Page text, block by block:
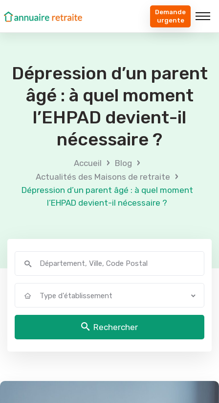
Demande
urgente
Dépression d’un parent
âgé : à quel moment
l’EHPAD devient-il
nécessaire ?
Accueil › Blog ›
Actualités des Maisons de retraite ›
Dépression d’un parent âgé : à quel moment
l’EHPAD devient-il nécessaire ?
Type d'établissement
Rechercher